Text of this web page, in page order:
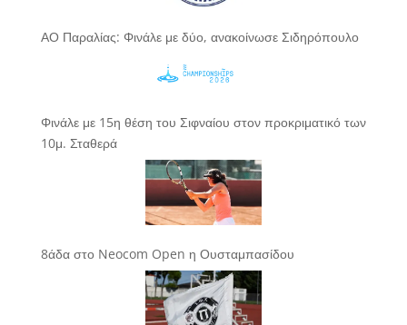
ΑΟ Παραλίας: Φινάλε με δύο, ανακοίνωσε Σιδηρόπουλο
Φινάλε με 15η θέση του Σιφναίου στον προκριματικό των
10μ. Σταθερά
8άδα στο Neocom Open η Ουσταμπασίδου